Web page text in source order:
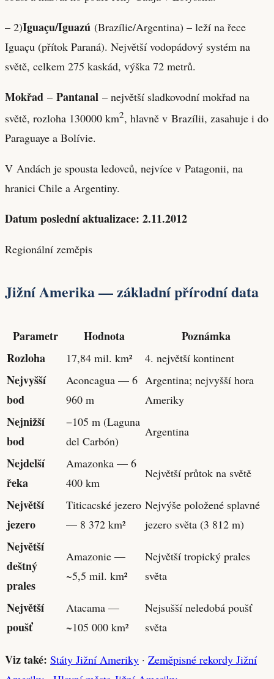
– 2)Iguaçu/Iguazú (Brazílie/Argentina) – leží na řece
Iguaçu (přítok Paraná). Největší vodopádový systém na
světě, celkem 275 kaskád, výška 72 metrů.
Mokřad – Pantanal – největší sladkovodní mokřad na
světě, rozloha 130000 km2, hlavně v Brazílii, zasahuje i do
Paraguaye a Bolívie.
V Andách je spousta ledovců, nejvíce v Patagonii, na
hranici Chile a Argentiny.
Datum poslední aktualizace: 2.11.2012
Regionální zeměpis
Jižní Amerika — základní přírodní data
Parametr Hodnota
Poznámka
Rozloha
17,84 mil. km² 4. největší kontinent
Nejvyšší
bod
Aconcagua — 6
960 m
Argentina; nejvyšší hora
Ameriky
Nejnižší
bod
−105 m (Laguna
del Carbón)
Argentina
Nejdelší
řeka
Amazonka — 6
400 km
Největší průtok na světě
Největší
jezero
Titicacské jezero
— 8 372 km²
Nejvýše položené splavné
jezero světa (3 812 m)
Největší
deštný
prales
Amazonie —
~5,5 mil. km²
Největší tropický prales
světa
Největší
poušť
Atacama —
~105 000 km²
Nejsušší neledobá poušť
světa
Viz také: Státy Jižní Ameriky · Zeměpisné rekordy Jižní